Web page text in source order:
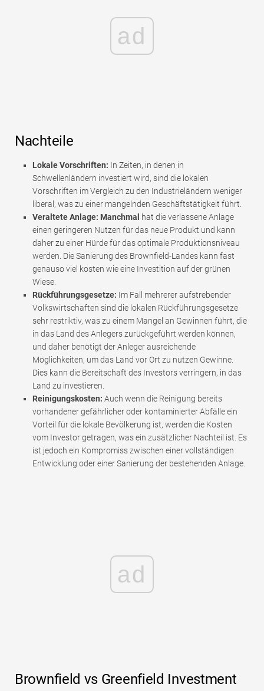
ad
Nachteile
Lokale Vorschriften: In Zeiten, in denen in
Schwellenländern investiert wird, sind die lokalen
Vorschriften im Vergleich zu den Industrieländern weniger
liberal, was zu einer mangelnden Geschäftstätigkeit führt.
Veraltete Anlage: Manchmal
hat die verlassene Anlage
einen geringeren Nutzen für das neue Produkt und kann
daher zu einer Hürde für das optimale Produktionsniveau
werden. Die Sanierung des Brownfield-Landes kann fast
genauso viel kosten wie eine Investition auf der grünen
Wiese.
Rückführungsgesetze: Im Fall mehrerer aufstrebender
Volkswirtschaften sind die lokalen Rückführungsgesetze
sehr restriktiv, was zu einem Mangel an Gewinnen führt, die
in das Land des Anlegers zurückgeführt werden können,
und daher benötigt der Anleger ausreichende
Möglichkeiten, um das Land vor Ort zu nutzen Gewinne.
Dies kann die Bereitschaft des Investors verringern, in das
Land zu investieren.
Reinigungskosten: Auch wenn die Reinigung bereits
vorhandener gefährlicher oder kontaminierter Abfälle ein
Vorteil für die lokale Bevölkerung ist, werden die Kosten
vom Investor getragen, was ein zusätzlicher Nachteil ist. Es
ist jedoch ein Kompromiss zwischen einer vollständigen
Entwicklung oder einer Sanierung der bestehenden Anlage.
ad
Brownfield vs Greenfield Investment